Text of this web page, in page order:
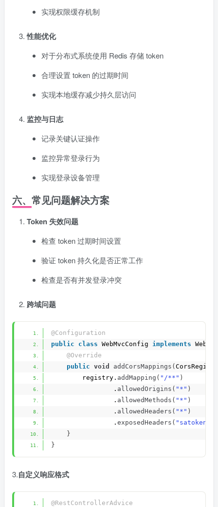
实现权限缓存机制
性能优化
对于分布式系统使用 Redis 存储 token
合理设置 token 的过期时间
实现本地缓存减少持久层访问
监控与日志
记录关键认证操作
监控异常登录行为
实现登录设备管理
六、常见问题解决方案
Token 失效问题
检查 token 过期时间设置
验证 token 持久化是否正常工作
检查是否有并发登录冲突
跨域问题
@Configuration
public
class WebMvcConfig implements
@Override
public void addCorsMappings (
        registry.
addMapping ( "/**" )
                .
allowedOrigins ( "*" )
                .
allowedMethods ( "*" )
                .
allowedHeaders ( "*" )
                .
exposedHeaders ( "satoken"
}
}
3.自定义响应格式
@RestControllerAdvice